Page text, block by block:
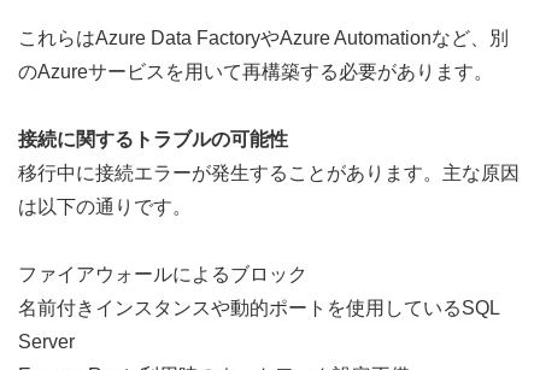
これらはAzure Data FactoryやAzure Automationなど、別
のAzureサービスを用いて再構築する必要があります。
接続に関するトラブルの可能性
移行中に接続エラーが発生することがあります。主な原因
は以下の通りです。
ファイアウォールによるブロック
名前付きインスタンスや動的ポートを使用しているSQL
Server